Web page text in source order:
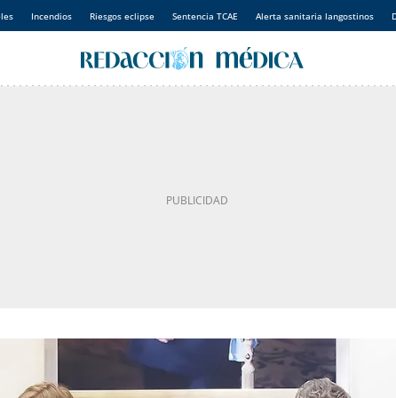
Incendios Riesgos eclipse Sentencia TCAE Alerta sanitaria langostinos